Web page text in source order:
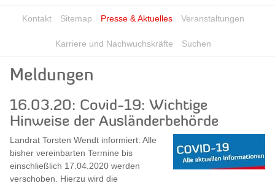
Kontakt Sitemap Presse & Aktuelles Veranstaltungen
Karriere und Nachwuchskräfte Suchen
Meldungen
16.03.20: Covid-19: Wichtige
Hinweise der Ausländerbehörde
Landrat Torsten Wendt informiert: Alle
bisher vereinbarten Termine bis
einschließlich 17.04.2020 werden
verschoben. Hierzu wird die